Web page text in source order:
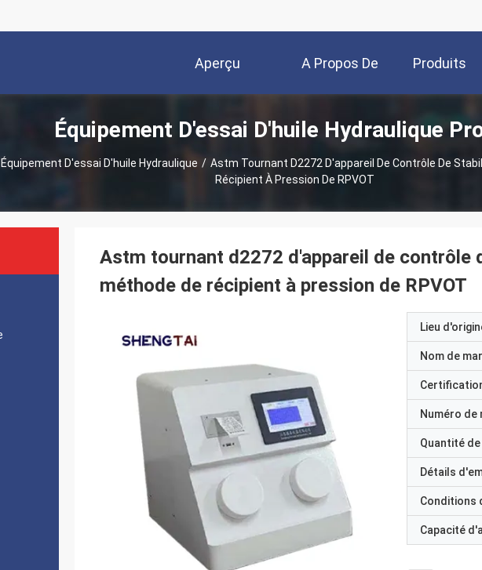
Aperçu A Propos De
Nous
Produits
Équipement D'essai D'huile Hydraulique
Équipement D'essai D'huile Hydraulique / Astm Tournant D2272 D'appareil De Contrôle De
Récipient À Pression De RPVOT
Astm tournant d2272 d'appareil de contrôle
méthode de récipient à pression de RPVOT
Lieu
Nom de
Numéro de
Quantité
Détails
Conditions
Capacité